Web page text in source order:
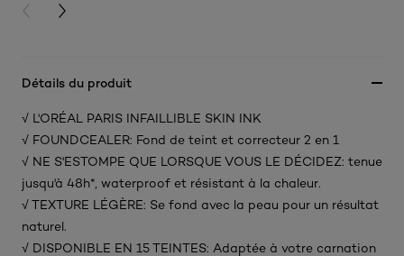
PREVIOUS CARD
NEXT CARD
Détails du produit
√ L'ORÉAL PARIS INFAILLIBLE SKIN INK
√ FOUNDCEALER: Fond de teint et correcteur 2 en 1
√ NE S'ESTOMPE QUE LORSQUE VOUS LE DÉCIDEZ: tenue
jusqu'à 48h*, waterproof et résistant à la chaleur.
√ TEXTURE LÉGÈRE: Se fond avec la peau pour un résultat
naturel.
√ DISPONIBLE EN 15 TEINTES: Adaptée à votre carnation